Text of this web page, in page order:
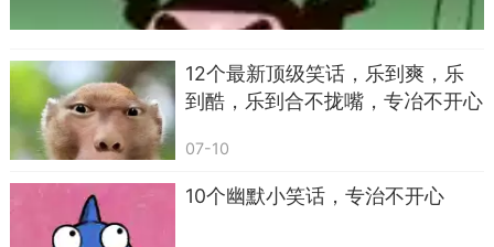
老奶奶转头问司机：你是不是怕我们下车走丢司机
家。”车厢充满笑声，那种笑容柔和而坚定，像老茶
的回甘，温暖而持久。
结尾：每一个笑话都是一枚小小的太阳，照亮
日常的角落，把沉闷变成惊喜，把疲惫褪成笑颜。
读完这些故事，请把你嘴角的微笑留给世界，分享
12个最新顶级笑话，乐到爽，乐
到酷，乐到合不拢嘴，专冶不开心
07-10
10个幽默小笑话，专治不开心